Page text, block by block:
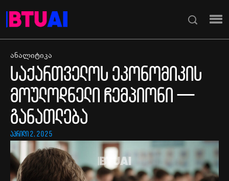
ანალიტიკა
საქართველოს ეკონომიკის
მოულოდნელი ჩემპიონი —
განათლება
აპრილი 2, 2025